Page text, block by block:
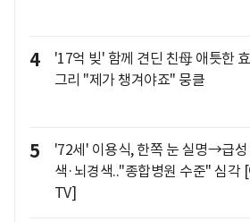
4
'17억 빚' 함께 견딘 친母 애틋한
그리 "제가 챙겨야죠" 뭉클
5
'72세' 이용식, 한쪽 눈 실명→급성
색·뇌경색.."종합병원 수준" 심각
TV]